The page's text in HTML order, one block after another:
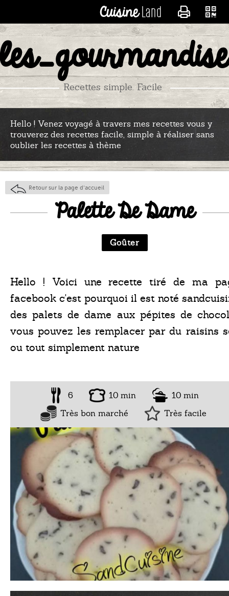
Recettes simple. Facile
Hello ! Venez voyagé à travers mes recettes vous y
trouverez des recettes facile, simple à réaliser sans
oublier les recettes à thème
Retour sur la page d'accueil
Palette De Dame
Goûter
Hello ! Voici une recette tiré de ma
facebook c'est pourquoi il est noté
des palets de dame aux pépites de
vous pouvez les remplacer par du raisins
ou tout simplement nature
6 10 min
10 min
Très bon marché
Très facile
CONTACTER